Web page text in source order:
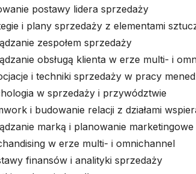
postawy lidera sprzedaży
i plany sprzedaży z elementami
zespołem sprzedaży
obsługą klienta w erze multi- i
i techniki sprzedaży w pracy
w sprzedaży i przywództwie
i budowanie relacji z działami
marką i planowanie marketingowe
w erze multi- i omnichannel
finansów i analityki sprzedaży